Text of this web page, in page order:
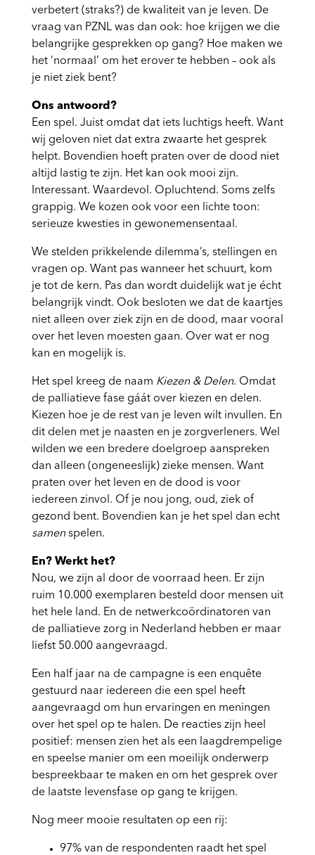
verbetert (straks?) de kwaliteit van je leven. De
vraag van PZNL was dan ook: hoe krijgen we die
belangrijke gesprekken op gang? Hoe maken we
het ‘normaal’ om het erover te hebben – ook als
je niet ziek bent?
Ons antwoord?
Een spel. Juist omdat dat iets luchtigs heeft. Want
wij geloven niet dat extra zwaarte het gesprek
helpt. Bovendien hoeft praten over de dood niet
altijd lastig te zijn. Het kan ook mooi zijn.
Interessant. Waardevol. Opluchtend. Soms zelfs
grappig. We kozen ook voor een lichte toon:
serieuze kwesties in gewonemensentaal.
We stelden prikkelende dilemma’s, stellingen en
vragen op. Want pas wanneer het schuurt, kom
je tot de kern. Pas dan wordt duidelijk wat je écht
belangrijk vindt. Ook besloten we dat de kaartjes
niet alleen over ziek zijn en de dood, maar vooral
over het leven moesten gaan. Over wat er nog
kan en mogelijk is.
Het spel kreeg de naam Kiezen & Delen. Omdat
de palliatieve fase gáát over kiezen en delen.
Kiezen hoe je de rest van je leven wilt invullen. En
dit delen met je naasten en je zorgverleners. Wel
wilden we een bredere doelgroep aanspreken
dan alleen (ongeneeslijk) zieke mensen. Want
praten over het leven en de dood is voor
iedereen zinvol. Of je nou jong, oud, ziek of
gezond bent. Bovendien kan je het spel dan echt
samenspelen.
En? Werkt het?
Nou, we zijn al door de voorraad heen. Er zijn
ruim 10.000 exemplaren besteld door mensen uit
het hele land. En de netwerkcoördinatoren van
de palliatieve zorg in Nederland hebben er maar
liefst 50.000 aangevraagd.
Een half jaar na de campagne is een enquête
gestuurd naar iedereen die een spel heeft
aangevraagd om hun ervaringen en meningen
over het spel op te halen. De reacties zijn heel
positief: mensen zien het als een laagdrempelige
en speelse manier om een moeilijk onderwerp
bespreekbaar te maken en om het gesprek over
de laatste levensfase op gang te krijgen.
Nog meer mooie resultaten op een rij:
97% van de respondenten raadt het spel